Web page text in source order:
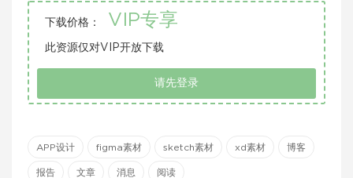
下载价格： VIP专享
此资源仅对VIP开放下载
请先登录
APP设计 figma素材 sketch素材 xd素材 博客
报告 文章 消息 阅读